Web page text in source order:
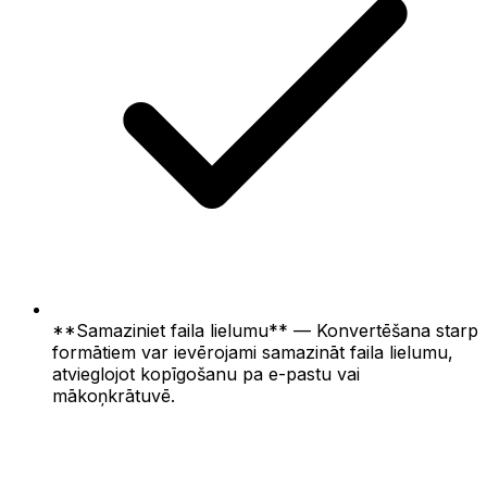
**Samaziniet faila lielumu** — Konvertēšana starp
formātiem var ievērojami samazināt faila lielumu,
atvieglojot kopīgošanu pa e-pastu vai
mākoņkrātuvē.